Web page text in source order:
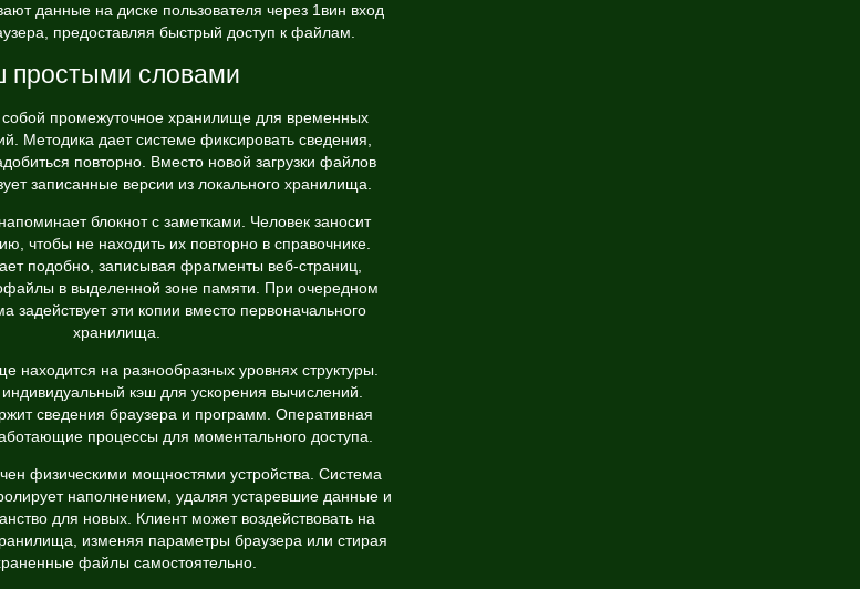
данные на диске пользователя через 1вин вход
предоставляя быстрый доступ к файлам.
простыми словами
собой промежуточное хранилище для временных
Методика дает системе фиксировать сведения,
повторно. Вместо новой загрузки файлов
записанные версии из локального хранилища.
блокнот с заметками. Человек заносит
чтобы не находить их повторно в справочнике.
подобно, записывая фрагменты веб-страниц,
в выделенной зоне памяти. При очередном
задействует эти копии вместо первоначального
хранилища.
находится на разнообразных уровнях структуры.
кэш для ускорения вычислений.
сведения браузера и программ. Оперативная
процессы для моментального доступа.
физическими мощностями устройства. Система
наполнением, удаляя устаревшие данные и
для новых. Клиент может воздействовать на
изменяя параметры браузера или стирая
файлы самостоятельно.